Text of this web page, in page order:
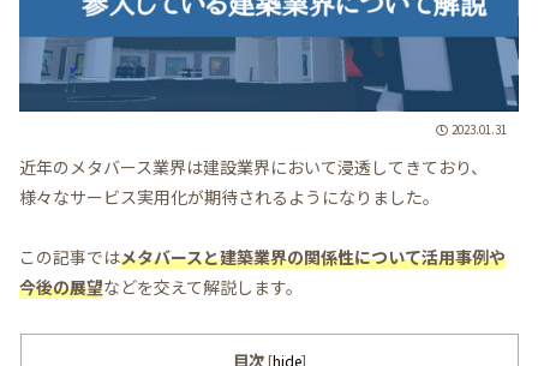
2023.01.31
近年のメタバース業界は建設業界において浸透してきており、
様々なサービス実用化が期待されるようになりました。
この記事ではメタバースと建築業界の関係性について活用事例や
今後の展望などを交えて解説します。
目次 [hide]